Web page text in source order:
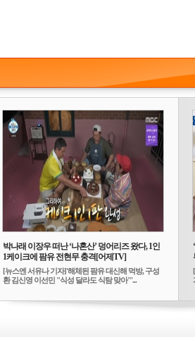
박나래 이장우 떠난 ‘나혼산’ 덩어리즈 왔다, 1인
1케이크에 팜유 전현무 충격[어제TV]
[뉴스엔 서유나 기자]'해체된 팜유 대신해 먹방, 구성
환 김신영 이선민 "식성 달라도 식탐 맞아"'...